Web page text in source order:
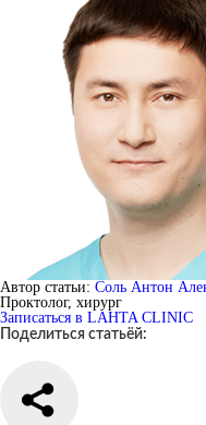
Автор статьи: Соль Антон
Проктолог, хирург
Записаться в LAHTA CLINIC
Поделиться статьёй: